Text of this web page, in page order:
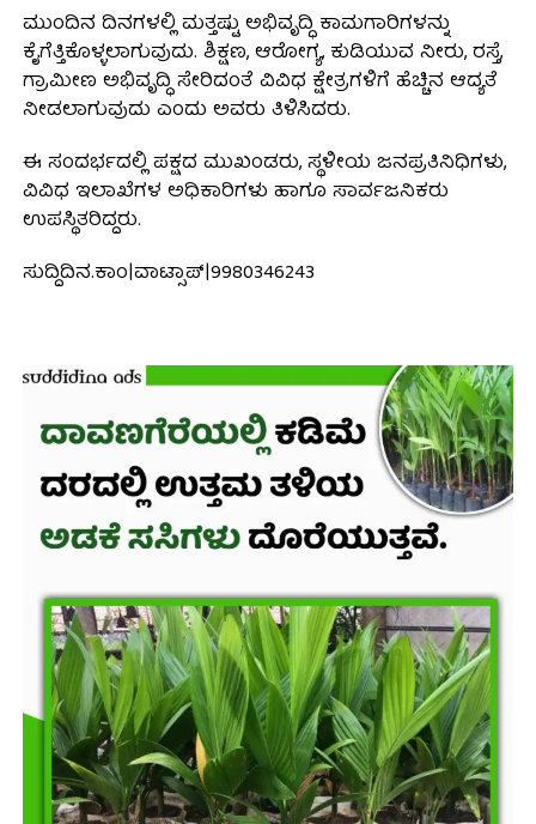
ಮುಂದಿನ ದಿನಗಳಲ್ಲಿ ಮತ್ತಷ್ಟು ಅಭಿವೃದ್ಧಿ ಕಾಮಗಾರಿಗಳನ್ನು
ಕೈಗೆತ್ತಿಕೊಳ್ಳಲಾಗುವುದು. ಶಿಕ್ಷಣ, ಆರೋಗ್ಯ, ಕುಡಿಯುವ ನೀರು, ರಸ್ತೆ,
ಗ್ರಾಮೀಣ ಅಭಿವೃದ್ಧಿ ಸೇರಿದಂತೆ ವಿವಿಧ ಕ್ಷೇತ್ರಗಳಿಗೆ ಹೆಚ್ಚಿನ ಆದ್ಯತೆ
ನೀಡಲಾಗುವುದು ಎಂದು ಅವರು ತಿಳಿಸಿದರು.
ಈ ಸಂದರ್ಭದಲ್ಲಿ ಪಕ್ಷದ ಮುಖಂಡರು, ಸ್ಥಳೀಯ ಜನಪ್ರತಿನಿಧಿಗಳು,
ವಿವಿಧ ಇಲಾಖೆಗಳ ಅಧಿಕಾರಿಗಳು ಹಾಗೂ ಸಾರ್ವಜನಿಕರು
ಉಪಸ್ಥಿತರಿದ್ದರು.
ಸುದ್ದಿದಿನ.ಕಾಂ|ವಾಟ್ಸಾಪ್|9980346243